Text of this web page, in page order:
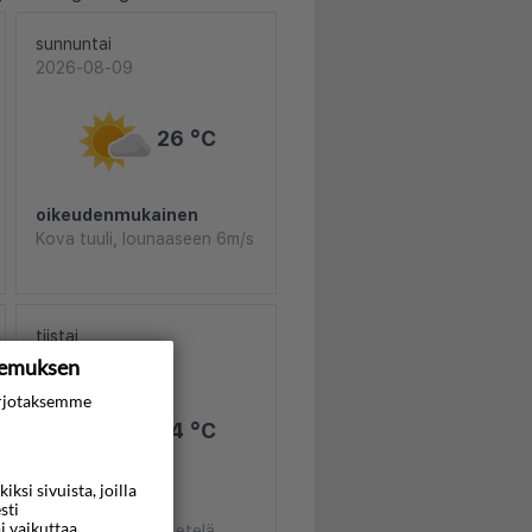
sunnuntai
2026-08-09
26 °C
oikeudenmukainen
Kova tuuli, lounaaseen 6m/s
tiistai
2026-08-11
24 °C
sivuista, joilla
vaikuttaa